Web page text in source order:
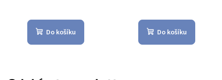
Do košíku Do košíku